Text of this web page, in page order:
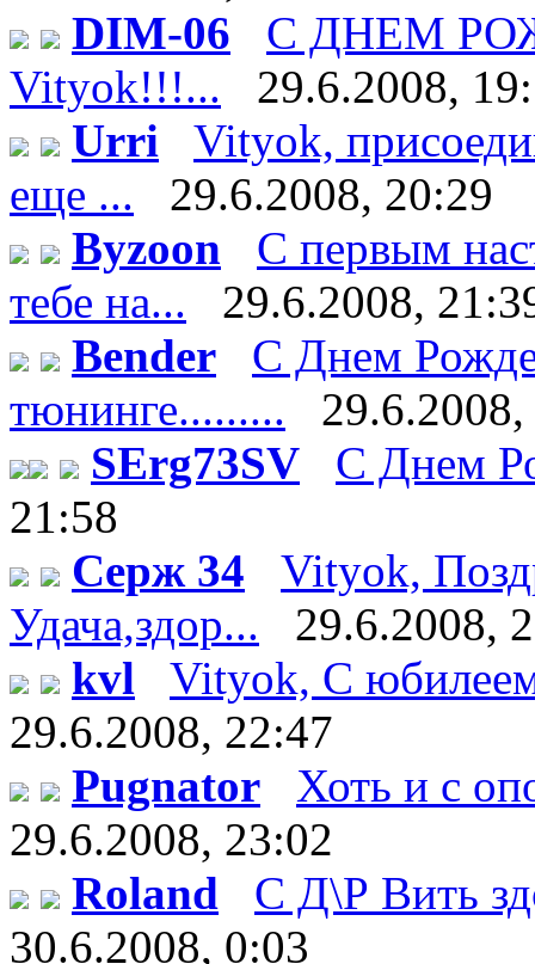
DIM-06
С ДНЕМ
Vityok!!!...
29.6.2008,
Urri
Vityok,
еще ...
29.6.2008, 20:29
Byzoon
С первым
тебе на...
29.6.2008,
Bender
С Днем
тюнинге.........
SErg73SV
С Днем
21:58
Серж 34
Vityok,
Удача,здор...
29.6.2008,
kvl
Vityok, С
29.6.2008, 22:47
Pugnator
Хоть и с
29.6.2008, 23:02
Roland
С Д\Р Вить
30.6.2008, 0:03